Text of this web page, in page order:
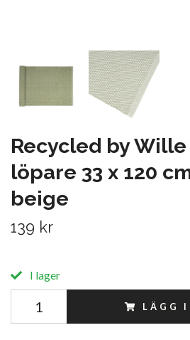
Recycled by
löpare 33 x 120
beige
139 kr
I lager
LÄGG I